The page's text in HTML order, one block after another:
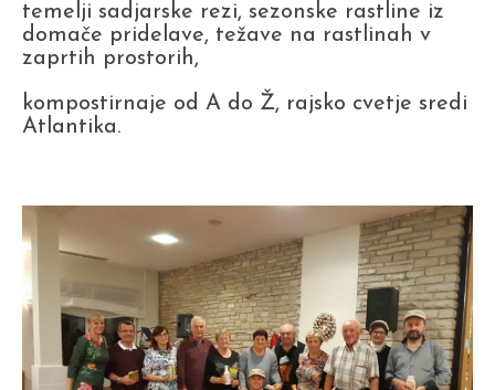
temelji sadjarske rezi, sezonske rastline iz
domače pridelave, težave na rastlinah v
zaprtih prostorih,
kompostirnaje od A do Ž, rajsko cvetje sredi
Atlantika.